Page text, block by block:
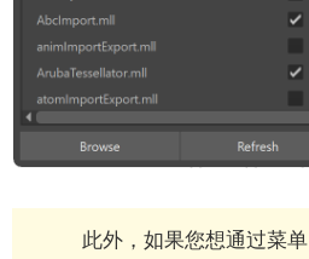
此外，如果您想通过菜单